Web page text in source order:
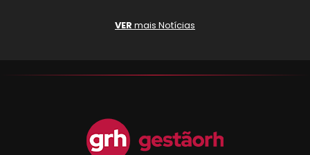
VER mais Notícias